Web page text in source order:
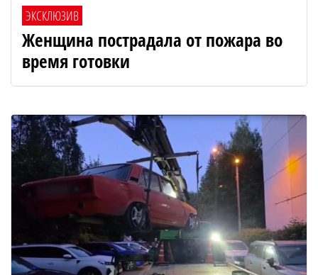
ЭКСКЛЮЗИВ
Женщина пострадала от пожара во
время готовки